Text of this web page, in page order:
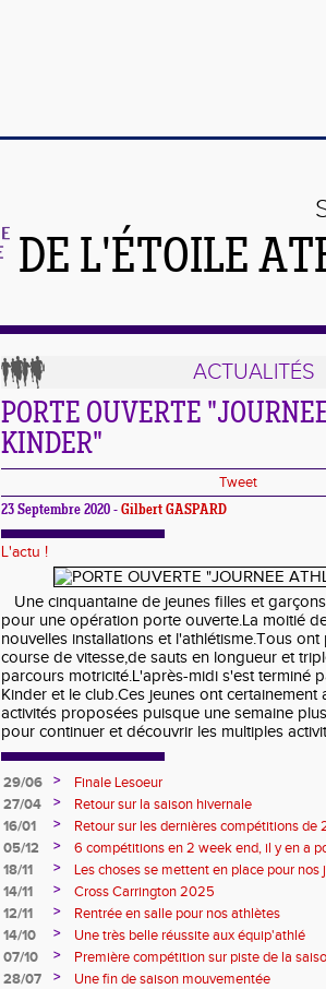
DE L'ÉTOILE
ACTUALITÉS
PORTE OUVERTE
KINDER"
Tweet
23 Septembre 2020 - Gilbert GASPARD
L'actu !
Une cinquantaine de jeunes filles et
pour une opération porte ouverte.La moitié
nouvelles installations et l'athlétisme.Tous
course de vitesse,de sauts en longueur et
parcours motricité.L'après-midi s'est terminé
Kinder et le club.Ces jeunes ont certainement
activités proposées puisque une semaine
pour continuer et découvrir les multiples
29/06 >
Finale Lesoeur
27/04
>
Retour sur la saison hivernale
16/01
>
Retour sur les dernières compétitions de
premières de 2026
05/12 >
6 compétitions en 2 week end, il y en a
18/11
>
Les choses se mettent en place pour nos
14/11
>
Cross Carrington 2025
12/11
>
Rentrée en salle pour nos athlètes
14/10
>
Une très belle réussite aux équip'athlé
07/10
>
Première compétition sur piste de la
28/07
>
Une fin de saison mouvementée